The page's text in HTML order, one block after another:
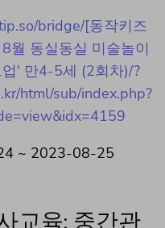
bridge/[동작키즈
월 동실동실 미술놀이
' 만4-5세 (2회차)/?
html/sub/index.php?
~ 2023-08-25
교육: 중간관